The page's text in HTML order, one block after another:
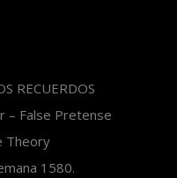
RECUERDOS
– False Pretense
Theory
1580.